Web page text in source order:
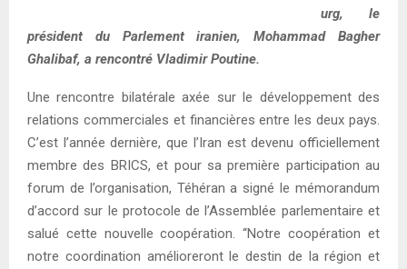
urg, le
président du Parlement iranien, Mohammad Bagher
Ghalibaf, a rencontré Vladimir Poutine.
Une rencontre bilatérale axée sur le développement des
relations commerciales et financières entre les deux pays.
C’est l’année dernière, que l’Iran est devenu officiellement
membre des BRICS, et pour sa première participation au
forum de l’organisation, Téhéran a signé le mémorandum
d’accord sur le protocole de l’Assemblée parlementaire et
salué cette nouvelle coopération. “Notre coopération et
notre coordination amélioreront le destin de la région et